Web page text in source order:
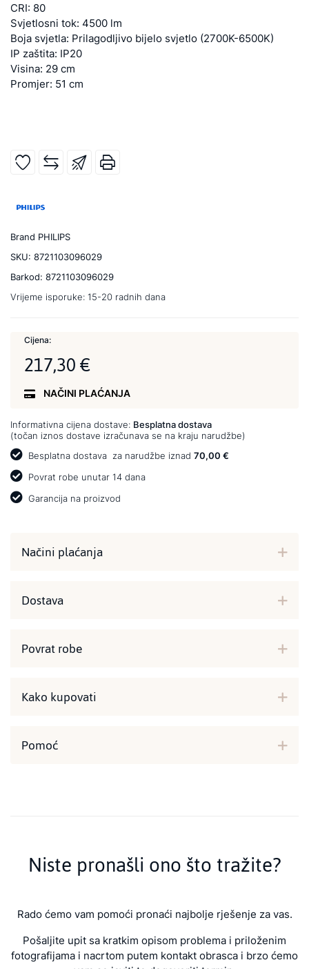
CRI: 80
Svjetlosni tok: 4500 lm
Boja svjetla: Prilagodljivo bijelo svjetlo (2700K-6500K)
IP zaštita: IP20
Visina: 29 cm
Promjer: 51 cm
Brand PHILIPS
SKU: 8721103096029
Barkod: 8721103096029
Vrijeme isporuke: 15-20 radnih dana
Cijena:
217,30 €
NAČINI PLAĆANJA
Informativna cijena dostave: Besplatna dostava
(točan iznos dostave izračunava se na kraju narudžbe)
Besplatna dostava za narudžbe iznad 70,00 €
Povrat robe unutar 14 dana
Garancija na proizvod
Načini plaćanja
Dostava
Povrat robe
Kako kupovati
Pomoć
Niste pronašli ono što tražite?
Rado ćemo vam pomoći pronaći najbolje rješenje za vas.
Pošaljite upit sa kratkim opisom problema i priloženim
fotografijama i nacrtom putem kontakt obrasca i brzo ćemo